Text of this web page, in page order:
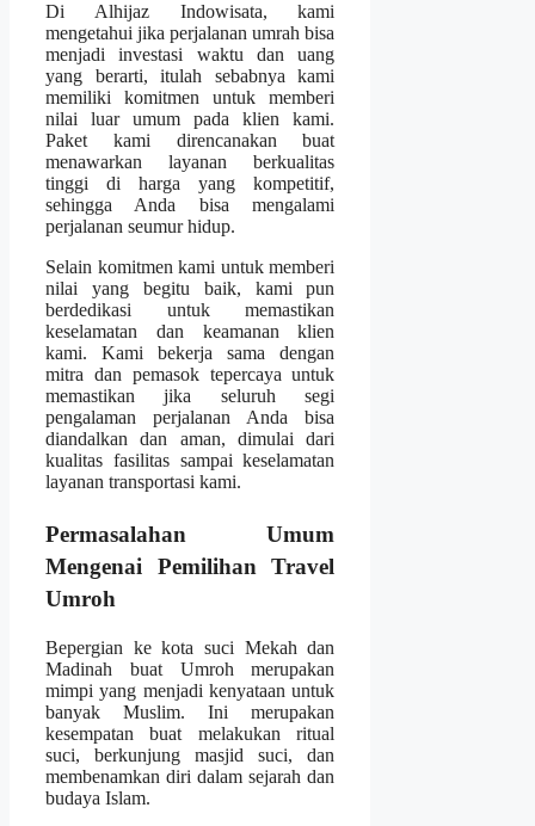
Di Alhijaz Indowisata, kami
mengetahui jika perjalanan umrah bisa
menjadi investasi waktu dan uang
yang berarti, itulah sebabnya kami
memiliki komitmen untuk memberi
nilai luar umum pada klien kami.
Paket kami direncanakan buat
menawarkan layanan berkualitas
tinggi di harga yang kompetitif,
sehingga Anda bisa mengalami
perjalanan seumur hidup.
Selain komitmen kami untuk memberi
nilai yang begitu baik, kami pun
berdedikasi untuk memastikan
keselamatan dan keamanan klien
kami. Kami bekerja sama dengan
mitra dan pemasok tepercaya untuk
memastikan jika seluruh segi
pengalaman perjalanan Anda bisa
diandalkan dan aman, dimulai dari
kualitas fasilitas sampai keselamatan
layanan transportasi kami.
Permasalahan Umum
Mengenai Pemilihan Travel
Umroh
Bepergian ke kota suci Mekah dan
Madinah buat Umroh merupakan
mimpi yang menjadi kenyataan untuk
banyak Muslim. Ini merupakan
kesempatan buat melakukan ritual
suci, berkunjung masjid suci, dan
membenamkan diri dalam sejarah dan
budaya Islam.